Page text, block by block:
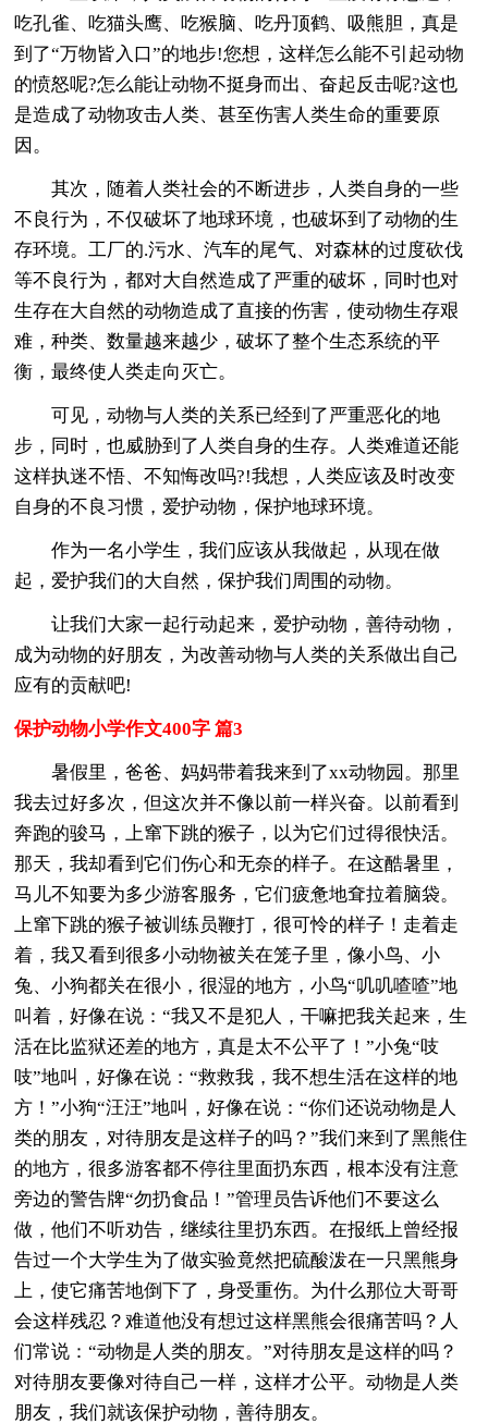
吃孔雀、吃猫头鹰、吃猴脑、吃丹顶鹤、吸熊胆，真是
到了“万物皆入口”的地步!您想，这样怎么能不引起动物
的愤怒呢?怎么能让动物不挺身而出、奋起反击呢?这也
是造成了动物攻击人类、甚至伤害人类生命的重要原
因。
其次，随着人类社会的不断进步，人类自身的一些
不良行为，不仅破坏了地球环境，也破坏到了动物的生
存环境。工厂的.污水、汽车的尾气、对森林的过度砍伐
等不良行为，都对大自然造成了严重的破坏，同时也对
生存在大自然的动物造成了直接的伤害，使动物生存艰
难，种类、数量越来越少，破坏了整个生态系统的平
衡，最终使人类走向灭亡。
可见，动物与人类的关系已经到了严重恶化的地
步，同时，也威胁到了人类自身的生存。人类难道还能
这样执迷不悟、不知悔改吗?!我想，人类应该及时改变
自身的不良习惯，爱护动物，保护地球环境。
作为一名小学生，我们应该从我做起，从现在做
起，爱护我们的大自然，保护我们周围的动物。
让我们大家一起行动起来，爱护动物，善待动物，
成为动物的好朋友，为改善动物与人类的关系做出自己
应有的贡献吧!
保护动物小学作文400字 篇3
暑假里，爸爸、妈妈带着我来到了xx动物园。那里
我去过好多次，但这次并不像以前一样兴奋。以前看到
奔跑的骏马，上窜下跳的猴子，以为它们过得很快活。
那天，我却看到它们伤心和无奈的样子。在这酷暑里，
马儿不知要为多少游客服务，它们疲惫地耷拉着脑袋。
上窜下跳的猴子被训练员鞭打，很可怜的样子！走着走
着，我又看到很多小动物被关在笼子里，像小鸟、小
兔、小狗都关在很小，很湿的地方，小鸟“叽叽喳喳”地
叫着，好像在说：“我又不是犯人，干嘛把我关起来，生
活在比监狱还差的地方，真是太不公平了！”小兔“吱
吱”地叫，好像在说：“救救我，我不想生活在这样的地
方！”小狗“汪汪”地叫，好像在说：“你们还说动物是人
类的朋友，对待朋友是这样子的吗？”我们来到了黑熊住
的地方，很多游客都不停往里面扔东西，根本没有注意
旁边的警告牌“勿扔食品！”管理员告诉他们不要这么
做，他们不听劝告，继续往里扔东西。在报纸上曾经报
告过一个大学生为了做实验竟然把硫酸泼在一只黑熊身
上，使它痛苦地倒下了，身受重伤。为什么那位大哥哥
会这样残忍？难道他没有想过这样黑熊会很痛苦吗？人
们常说：“动物是人类的朋友。”对待朋友是这样的吗？
对待朋友要像对待自己一样，这样才公平。动物是人类
朋友，我们就该保护动物，善待朋友。